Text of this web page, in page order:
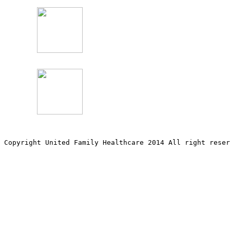
Copyright United Family Healthcare 2014 All right